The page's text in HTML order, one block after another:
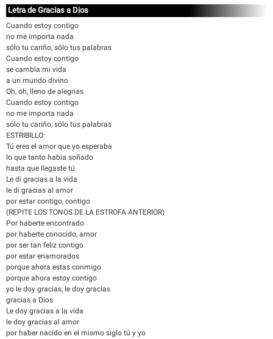
Letra de Gracias a Dios
Cuando estoy contigo
no me importa nada
sólo tu cariño, sólo tus palabras
Cuando estoy contigo
se cambia mi vida
a un mundo divino
Oh, oh, lleno de alegrías
Cuando estoy contigo
no me importa nada
sólo tu cariño, sólo tus palabras
ESTRIBILLO:
Tú eres el amor que yo esperaba
lo que tanto habia soñado
hasta que llegaste tú
Le di gracias a la vida
le di gracias al amor
por estar contigo, contigo
(REPITE LOS TONOS DE LA ESTROFA ANTERIOR)
Por haberte encontrado
por haberte conocido, amor
por ser tan feliz contigo
por estar enamorados
porque ahora estas conmigo
porque ahora estoy contigo
yo le doy gracias, le doy gracias
gracias a Dios
Le doy gracias a la vida
le doy gracias al amor
por haber nacido en el mismo siglo tú y yo